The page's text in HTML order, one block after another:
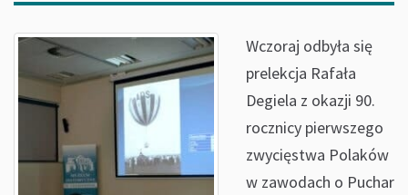
Wczoraj odbyła się
prelekcja Rafała
Degiela z okazji 90.
rocznicy pierwszego
zwycięstwa Polaków
w zawodach o Puchar